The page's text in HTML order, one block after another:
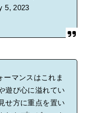
5, 2023
ーマンスはこれま
遊び心に溢れてい
せ方に重点を置い